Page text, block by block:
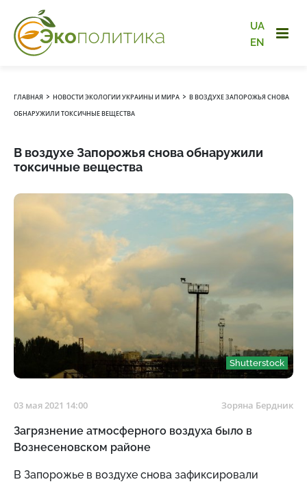
UA
EN
ГЛАВНАЯ › НОВОСТИ ЭКОЛОГИИ УКРАИНЫ И МИРА › В ВОЗДУХЕ ЗАПОРОЖЬЯ СНОВА
ОБНАРУЖИЛИ ТОКСИЧНЫЕ ВЕЩЕСТВА
В воздухе Запорожья снова обнаружили
токсичные вещества
Shutterstock
03 мая 2021 14:00 Зоряна Бердник
Загрязнение атмосферного воздуха было в
Вознесеновском районе
В Запорожье в воздухе снова зафиксировали